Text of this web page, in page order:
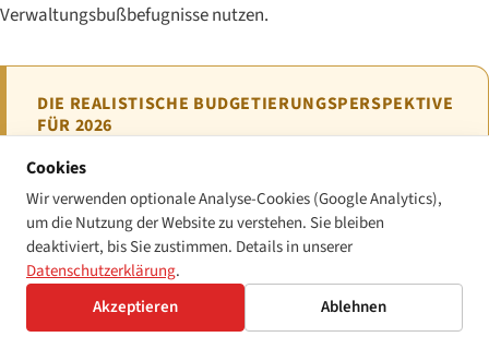
Verwaltungsbußbefugnisse nutzen.
DIE REALISTISCHE BUDGETIERUNGSPERSPEKTIVE
FÜR 2026
Für eine einzelne bulgarische Kommunalwebsite, die
das WAD-Monitoring-Verfahren nicht besteht, ist die
typische Exposition eine
Abhilfemaßnahmenanordnung plus eine
Verwaltungsbuße im Bereich von500–5.000 €. Für
einen privatwirtschaftlichen Betreiber, der die
Cookies
Wir verwenden optionale Analyse-Cookies (Google Analytics),
um die Nutzung der Website zu verstehen. Sie bleiben
deaktiviert, bis Sie zustimmen. Details in unserer
Datenschutzerklärung.
Akzeptieren
Ablehnen